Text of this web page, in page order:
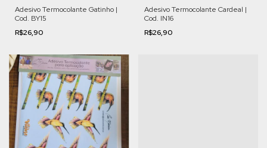
Adesivo Termocolante Gatinho |
Cod. BY15
R$26,90
Adesivo Termocolante Cardeal |
Cod. IN16
R$26,90